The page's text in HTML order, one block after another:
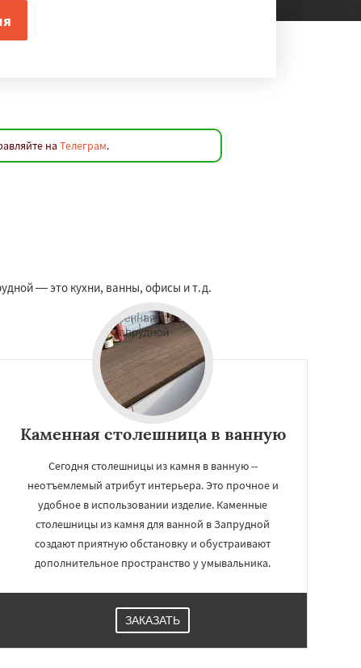
на Телеграм.
— это кухни, ванны, офисы и т.д.
Каменная столешница в ванную
Сегодня столешницы из камня в ванную --
неотъемлемый атрибут интерьера. Это прочное и
удобное в использовании изделие. Каменные
столешницы из камня для ванной в Запрудной
создают приятную обстановку и обустраивают
дополнительное пространство у умывальника.
ЗАКАЗАТЬ